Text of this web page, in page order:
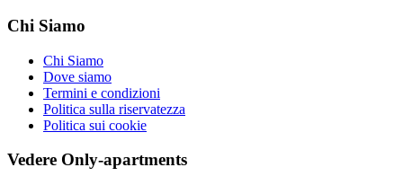
Chi Siamo
Chi Siamo
Dove siamo
Termini e condizioni
Politica sulla riservatezza
Politica sui cookie
Vedere Only-apartments